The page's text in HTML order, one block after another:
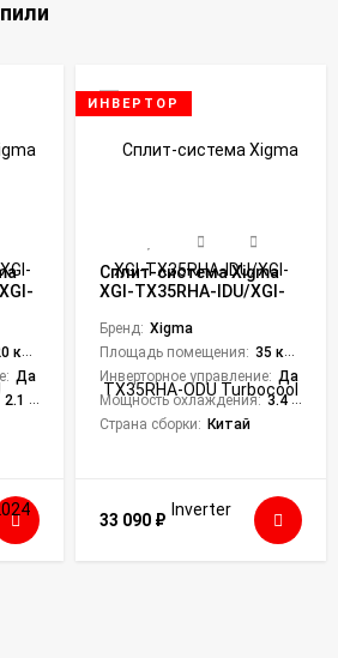
кв. м.
Да
2.1 кВт
ИНВЕРТОР
Сплит-система Xigma
XGI-TX35RHA-IDU/XGI-
Turbocool Inverter
Бренд: Xigma
Площадь помещения: 35 кв. м.
Инверторное управление: Да
Мощность охлаждения: 3.4 кВт
Страна сборки: Китай
33 090 ₽